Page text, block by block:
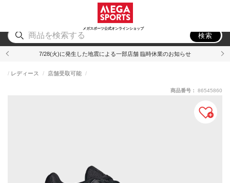
メガスポーツ公式オンラインショップ
アウトドア
検索
7/28(火)に発生した地震による一部店舗 臨時休業のお知らせ
レディース 店舗受取可能
商品番号： 86545860